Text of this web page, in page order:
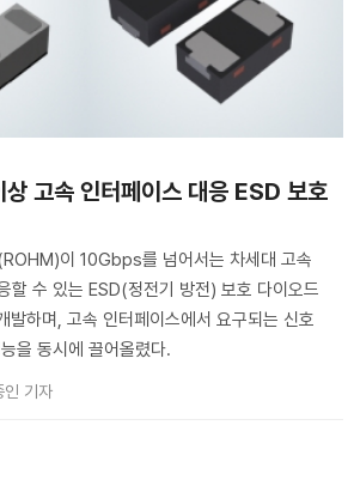
고속 인터페이스 대응 ESD 보호
이 10Gbps를 넘어서는 차세대 고속
할 수 있는 ESD(정전기 방전) 보호 다이오드
발하며, 고속 인터페이스에서 요구되는 신호
을 동시에 끌어올렸다.
인 기자